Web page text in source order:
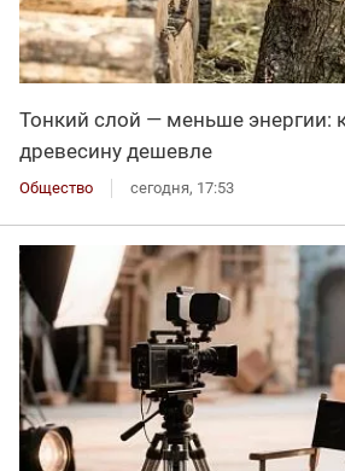
Тонкий слой — меньше энергии:
древесину дешевле
Общество сегодня, 17:53